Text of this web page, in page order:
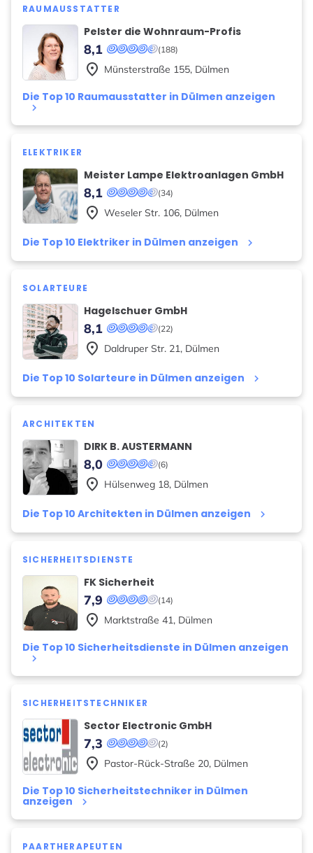
RAUMAUSSTATTER
Pelster die Wohnraum-Profis
(188)
8,1
Die Top 10 Raumausstatter in Dülmen anzeigen
keyboard_arrow_right
place Münsterstraße 155, Dülmen
ELEKTRIKER
Meister Lampe Elektroanlagen GmbH
(34)
8,1
Die Top 10 Elektriker in Dülmen anzeigen keyboard_arrow_right
place Weseler Str. 106, Dülmen
SOLARTEURE
Hagelschuer GmbH
(22)
8,1
Die Top 10 Solarteure in Dülmen anzeigen keyboard_arrow_right
place Daldruper Str. 21, Dülmen
ARCHITEKTEN
DIRK B. AUSTERMANN
(6)
8,0
Die Top 10 Architekten in Dülmen anzeigen keyboard_arrow_right
place Hülsenweg 18, Dülmen
SICHERHEITSDIENSTE
FK Sicherheit
(14)
7,9
Die Top 10 Sicherheitsdienste in Dülmen anzeigen
keyboard_arrow_right
place Marktstraße 41, Dülmen
SICHERHEITSTECHNIKER
Sector Electronic GmbH
(2)
7,3
Die Top 10 Sicherheitstechniker in Dülmen
anzeigen keyboard_arrow_right
place Pastor-Rück-Straße 20, Dülmen
PAARTHERAPEUTEN